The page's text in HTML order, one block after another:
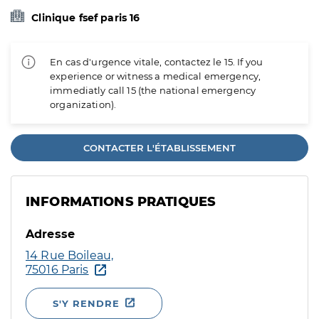
Clinique fsef paris 16
En cas d'urgence vitale, contactez le 15. If you
experience or witness a medical emergency,
immediatly call 15 (the national emergency
organization).
CONTACTER L'ÉTABLISSEMENT
INFORMATIONS PRATIQUES
Adresse
14 Rue Boileau,
75016 Paris
S'Y RENDRE